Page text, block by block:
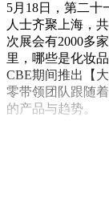
5月18日，第二十
人士齐聚上海，
次展会有2000多
里，哪些是化妆
CBE期间推出【
零带领团队跟随
的产品与趋势。